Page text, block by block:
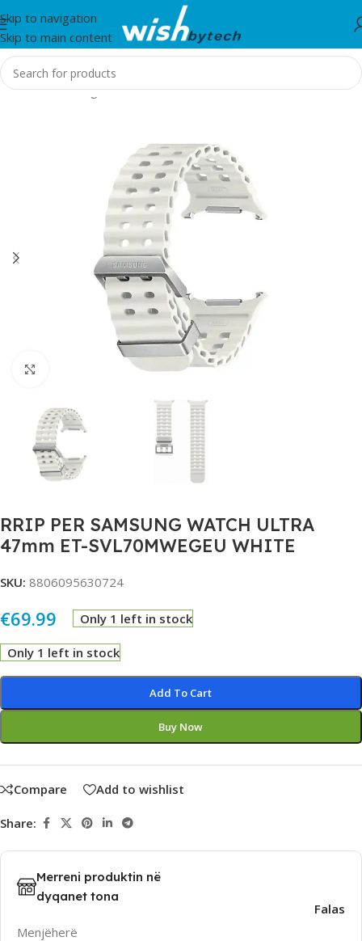
Skip to navigation
Skip to main content
Home/Samsung
Click to enlarge
RRIP PER SAMSUNG WATCH ULTRA
47mm ET-SVL70MWEGEU WHITE
SKU: 8806095630724
€69.99 Only 1 left in stock
Only 1 left in stock
Add To Cart
Buy Now
Compare Add to wishlist
Share:
Merreni produktin në
dyqanet tona
Menjëherë
Falas